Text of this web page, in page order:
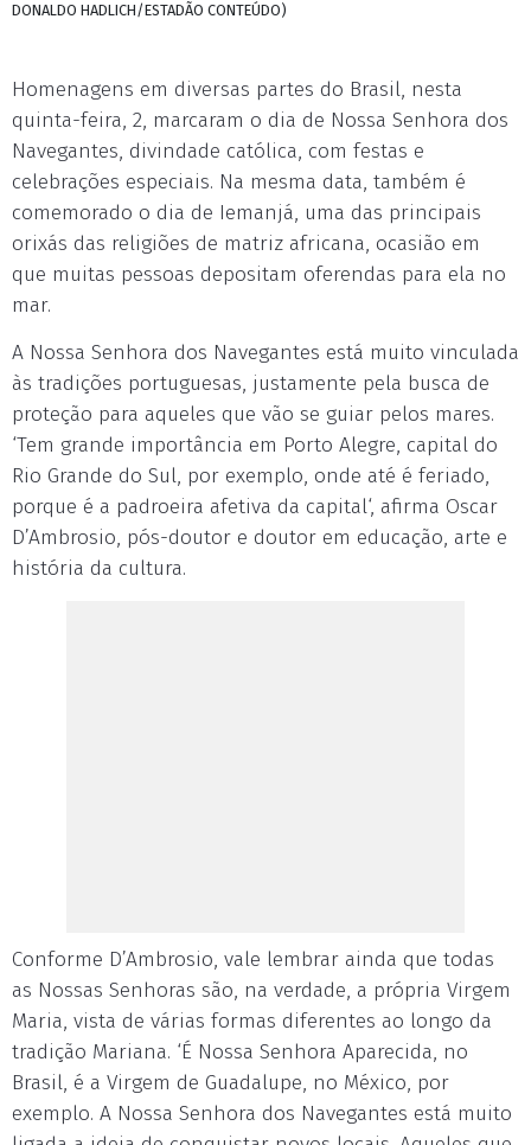
DONALDO HADLICH/ESTADÃO CONTEÚDO)
Homenagens em diversas partes do Brasil, nesta
quinta-feira, 2, marcaram o dia de Nossa Senhora dos
Navegantes, divindade católica, com festas e
celebrações especiais. Na mesma data, também é
comemorado o dia de Iemanjá, uma das principais
orixás das religiões de matriz africana, ocasião em
que muitas pessoas depositam oferendas para ela no
mar.
A Nossa Senhora dos Navegantes está muito vinculada
às tradições portuguesas, justamente pela busca de
proteção para aqueles que vão se guiar pelos mares.
‘Tem grande importância em Porto Alegre, capital do
Rio Grande do Sul, por exemplo, onde até é feriado,
porque é a padroeira afetiva da capital‘, afirma Oscar
D’Ambrosio, pós-doutor e doutor em educação, arte e
história da cultura.
Conforme D’Ambrosio, vale lembrar ainda que todas
as Nossas Senhoras são, na verdade, a própria Virgem
Maria, vista de várias formas diferentes ao longo da
tradição Mariana. ‘É Nossa Senhora Aparecida, no
Brasil, é a Virgem de Guadalupe, no México, por
exemplo. A Nossa Senhora dos Navegantes está muito